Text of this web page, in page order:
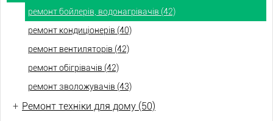
ремонт бойлерів, водонагрівачів (42)
ремонт кондиціонерів (40)
ремонт вентиляторів (42)
ремонт обігрівачів (42)
ремонт зволожувачів (43)
+ Ремонт техніки для дому (50)